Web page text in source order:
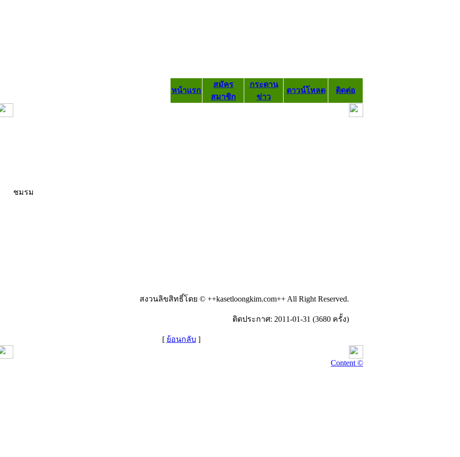
หน้าแรก
สมัคร
สมาชิก
กระดาน
ข่าว
ดาวน์โหลด ติดต่อ
ชมรม
สงวนลิขสิทธิ์โดย © ++kasetloongkim.com++ All Right Reserved.
ติดประกาศ: 2011-01-31 (3680 ครั้ง)
[ ย้อนกลับ ]
Content ©